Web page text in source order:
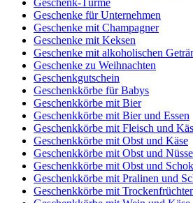
Geschenke für Unternehmen
Geschenke mit Champagner
Geschenke mit Keksen
Geschenke mit alkoholischen
Geschenke zu Weihnachten
Geschenkgutschein
Geschenkkörbe für Babys
Geschenkkörbe mit Bier
Geschenkkörbe mit Bier und Essen
Geschenkkörbe mit Fleisch und
Geschenkkörbe mit Obst und Käse
Geschenkkörbe mit Obst und
Geschenkkörbe mit Obst und
Geschenkkörbe mit Pralinen und
Geschenkkörbe mit